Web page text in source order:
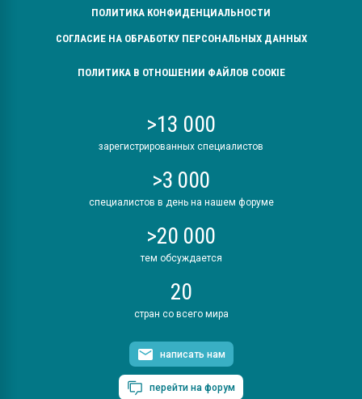
ПОЛИТИКА КОНФИДЕНЦИАЛЬНОСТИ
СОГЛАСИЕ НА ОБРАБОТКУ ПЕРСОНАЛЬНЫХ ДАННЫХ
ПОЛИТИКА В ОТНОШЕНИИ ФАЙЛОВ COOKIE
>13 000
зарегистрированных специалистов
>3 000
специалистов в день на нашем форуме
>20 000
тем обсуждается
20
стран со всего мира
написать нам
перейти на форум